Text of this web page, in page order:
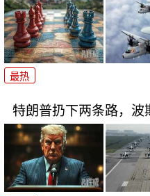
最热
特朗普扔下两条路，波